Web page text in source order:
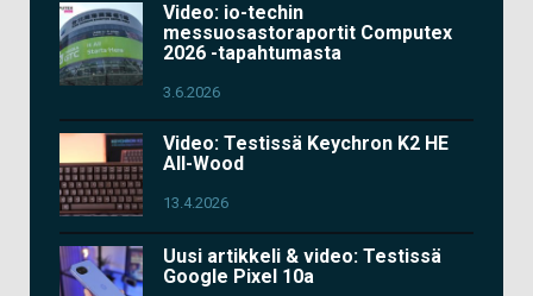
Video: io-techin
messuosastoraportit Computex
2026 -tapahtumasta
3.6.2026
Video: Testissä Keychron K2 HE
All-Wood
13.4.2026
Uusi artikkeli & video: Testissä
Google Pixel 10a